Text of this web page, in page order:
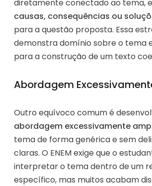
diretamente conectado ao tema,
causas, consequências ou
para a questão proposta. Essa
demonstra domínio sobre o tema
para a construção de um texto
Abordagem
Outro equívoco comum é
abordagem excessivamente
tema de forma genérica e sem
claras. O ENEM exige que o
interpretar o tema dentro de um
específico, mas muitos acabam